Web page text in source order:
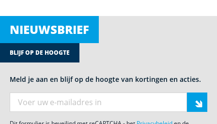
NIEUWSBRIEF
BLIJF OP DE HOOGTE
Meld je aan en blijf op de hoogte van kortingen en acties.